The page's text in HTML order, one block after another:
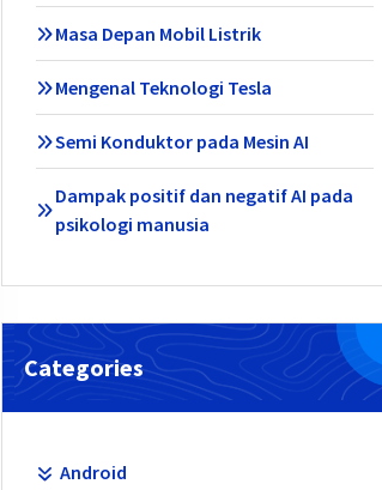
Masa Depan Mobil Listrik
Mengenal Teknologi Tesla
Semi Konduktor pada Mesin AI
Dampak positif dan negatif AI pada
psikologi manusia
Categories
Android